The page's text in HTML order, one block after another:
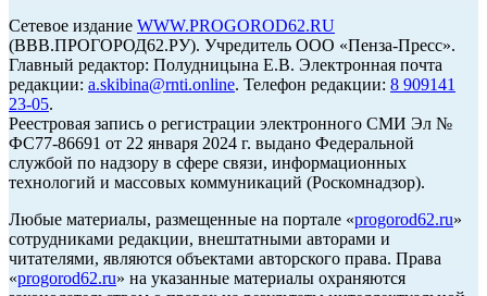
Сетевое издание WWW.PROGOROD62.RU
(ВВВ.ПРОГОРОД62.РУ). Учредитель ООО «Пенза-Пресс».
Главный редактор: Полудницына Е.В. Электронная почта
редакции: a.skibina@rnti.online. Телефон редакции: 8 909141
23-05.
Реестровая запись о регистрации электронного СМИ Эл №
ФС77-86691 от 22 января 2024 г. выдано Федеральной
службой по надзору в сфере связи, информационных
технологий и массовых коммуникаций (Роскомнадзор).
Любые материалы, размещенные на портале «progorod62.ru»
сотрудниками редакции, внештатными авторами и
читателями, являются объектами авторского права. Права
«progorod62.ru» на указанные материалы охраняются